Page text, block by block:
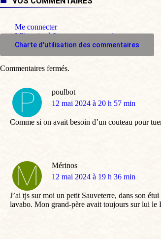
Me connecter
M'inscrire à l'espace commentaire
Charte d'utilisation des commentaires
poulbot
dit
12 mai 2024 à 20 h 57 min
Comme si on avait besoin d’un couteau pour
Mérinos
dit
12 mai 2024 à 19 h 36 min
J’ai tjs sur moi un petit Sauveterre, dans son
lavabo. Mon grand-père avait toujours sur lui le
Commentaires fermés.